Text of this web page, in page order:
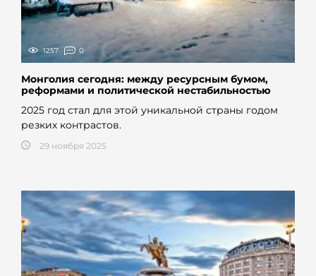
1257 0
Монголия сегодня: между ресурсным бумом,
реформами и политической нестабильностью
2025 год стал для этой уникальной страны годом
резких контрастов.
29 ноября 2025